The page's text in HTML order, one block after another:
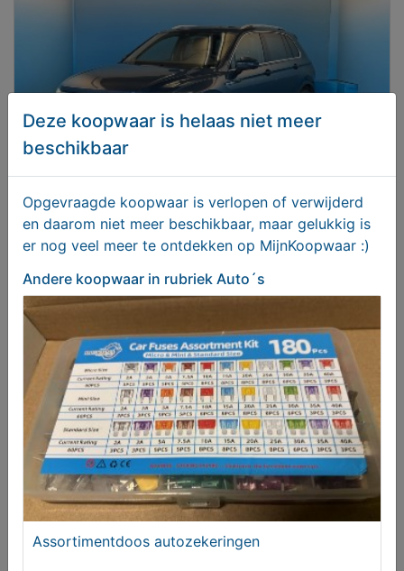
Volkswagen Tiguan 1.5 TSI R-Line OPF (EURO 6d)
€ 34950,00
Renault Captur 0.9 TCe Dynamique, Trekhaak
Deze koopwaar is helaas niet meer
beschikbaar
Opgevraagde koopwaar is verlopen of verwijderd
en daarom niet meer beschikbaar, maar gelukkig is
er nog veel meer te ontdekken op MijnKoopwaar :)
Andere koopwaar in rubriek Auto´s
Assortimentdoos autozekeringen